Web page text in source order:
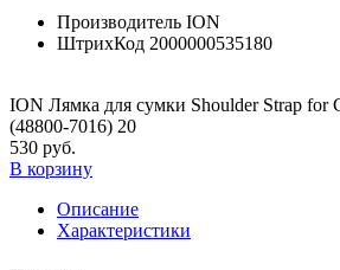
Производитель ION
ШтрихКод 2000000535180
ION Лямка для сумки Shoulder Strap for
(48800-7016) 20
530 руб.
В корзину
Описание
Характеристики